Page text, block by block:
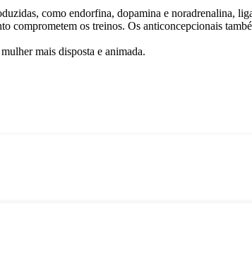
como endorfina, dopamina e noradrenalina,
comprometem os treinos. Os anticoncepcionais
mais disposta e animada.